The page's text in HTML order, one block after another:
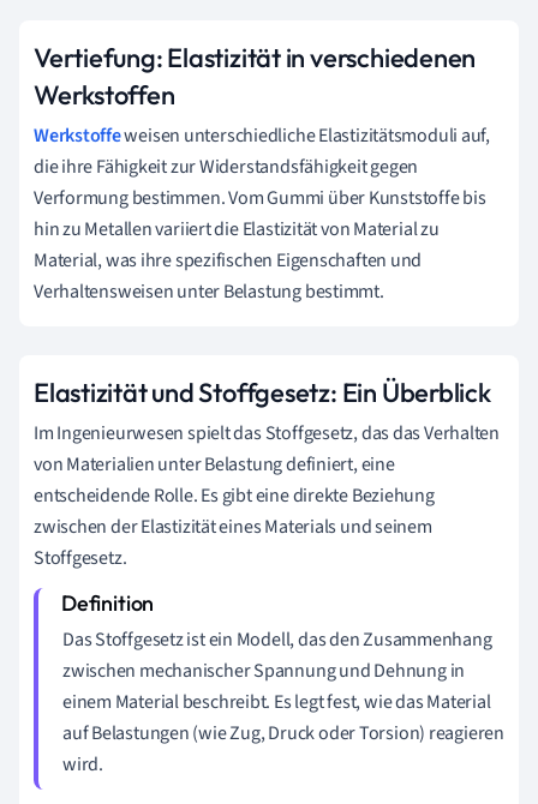
Vertiefung: Elastizität in verschiedenen
Werkstoffen
Werkstoffeweisen unterschiedliche Elastizitätsmoduli auf,
die ihre Fähigkeit zur Widerstandsfähigkeit gegen
Verformung bestimmen. Vom Gummi über Kunststoffe bis
hin zu Metallen variiert die Elastizität von Material zu
Material, was ihre spezifischen Eigenschaften und
Verhaltensweisen unter Belastung bestimmt.
Elastizität und Stoffgesetz: Ein Überblick
Im Ingenieurwesen spielt das Stoffgesetz, das das Verhalten
von Materialien unter Belastung definiert, eine
entscheidende Rolle. Es gibt eine direkte Beziehung
zwischen der Elastizität eines Materials und seinem
Stoffgesetz.
Das Stoffgesetz ist ein Modell, das den Zusammenhang
zwischen mechanischer Spannung und Dehnung in
einem Material beschreibt. Es legt fest, wie das Material
auf Belastungen (wie Zug, Druck oder Torsion) reagieren
wird.